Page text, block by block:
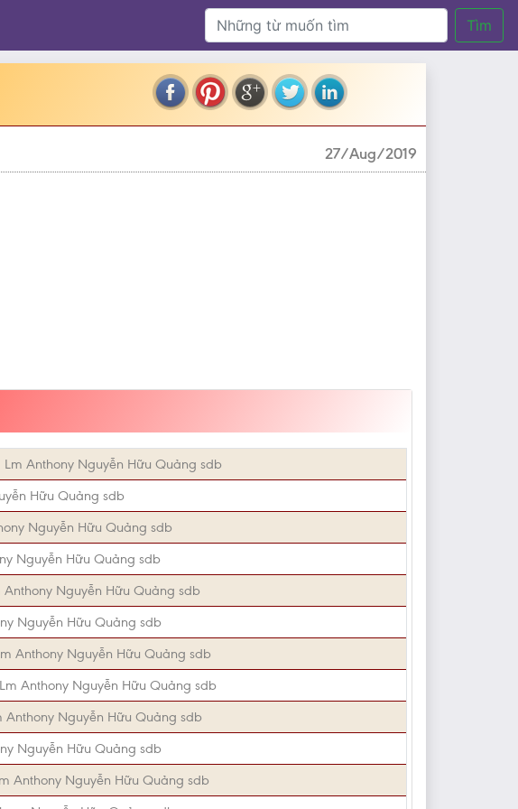
Tìm
27/Aug/2019
Lm Anthony Nguyễn Hữu Quảng sdb
Hữu Quảng sdb
Nguyễn Hữu Quảng sdb
Nguyễn Hữu Quảng sdb
Anthony Nguyễn Hữu Quảng sdb
Nguyễn Hữu Quảng sdb
Anthony Nguyễn Hữu Quảng sdb
Lm Anthony Nguyễn Hữu Quảng sdb
Anthony Nguyễn Hữu Quảng sdb
Nguyễn Hữu Quảng sdb
Anthony Nguyễn Hữu Quảng sdb